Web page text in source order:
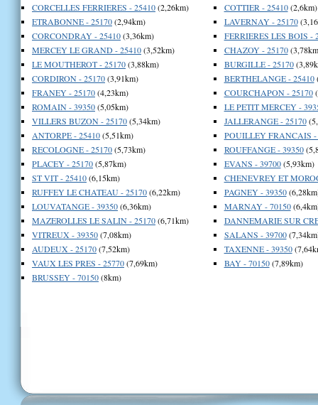
CORCELLES FERRIERES - 25410(2,26km)
ETRABONNE - 25170(2,94km)
CORCONDRAY - 25410(3,36km)
MERCEY LE GRAND - 25410(3,52km)
LE MOUTHEROT - 25170(3,88km)
CORDIRON - 25170(3,91km)
FRANEY - 25170(4,23km)
ROMAIN - 39350(5,05km)
VILLERS BUZON - 25170(5,34km)
ANTORPE - 25410(5,51km)
RECOLOGNE - 25170(5,73km)
PLACEY - 25170(5,87km)
ST VIT - 25410(6,15km)
RUFFEY LE CHATEAU - 25170(6,22km)
LOUVATANGE - 39350(6,36km)
MAZEROLLES LE SALIN - 25170(6,71km)
VITREUX - 39350(7,08km)
AUDEUX - 25170(7,52km)
VAUX LES PRES - 25770(7,69km)
BRUSSEY - 70150(8km)
COTTIER - 25410(2,6km)
LAVERNAY - 25170
FERRIERES LES BOIS -
CHAZOY - 25170
BURGILLE - 25170
BERTHELANGE - 25410
COURCHAPON - 25170
LE PETIT MERCEY -
JALLERANGE - 25170
POUILLEY FRANCAIS -
ROUFFANGE - 39350
EVANS - 39700(5,93km)
CHENEVREY ET
PAGNEY - 39350
MARNAY - 70150
DANNEMARIE SUR
SALANS - 39700
TAXENNE - 39350
BAY - 70150(7,89km)